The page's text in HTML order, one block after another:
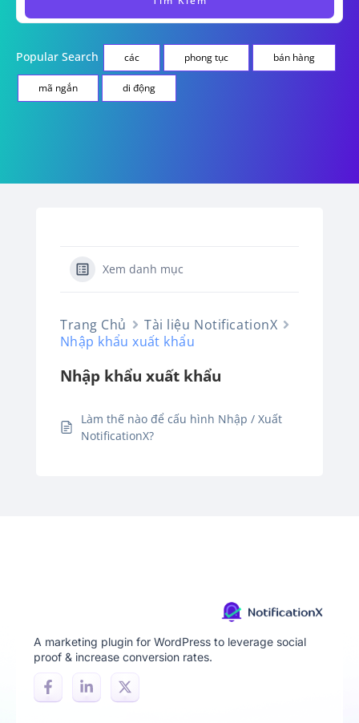
Popular Search các phong tục bán hàng
mã ngắn di động
Xem danh mục
Trang Chủ
Tài liệu NotificationX
Nhập khẩu xuất khẩu
Nhập khẩu xuất khẩu
Làm thế nào để cấu hình Nhập / Xuất
NotificationX?
A marketing plugin for WordPress to leverage social
proof & increase conversion rates.